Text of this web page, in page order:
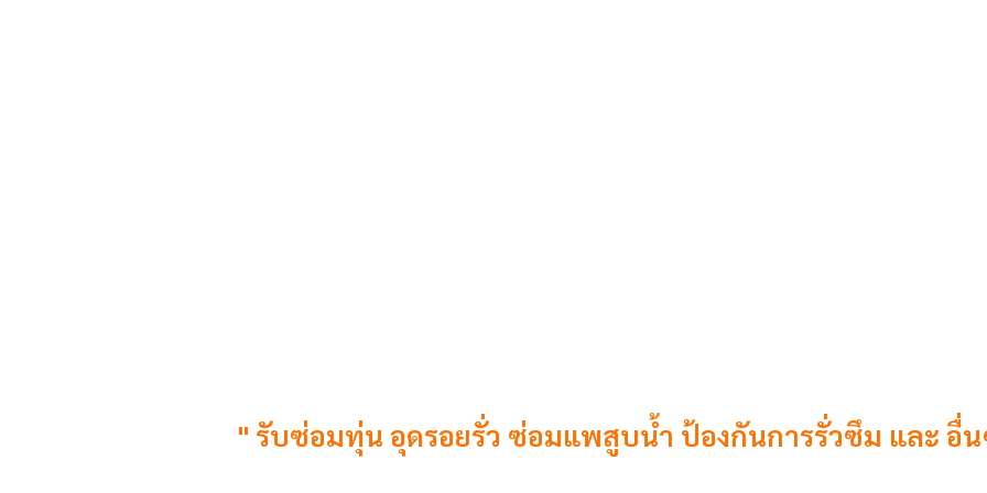
" รับซ่อมทุ่น อุดรอยรั่ว ซ่อมแพสูบน้ำ ป้องกันการรั่วซึม และ อื่